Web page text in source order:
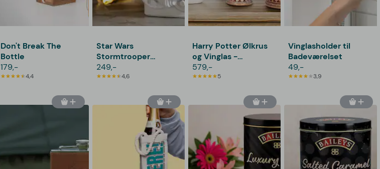
Don't Break The
Bottle
179,-
4,4
Star Wars
Stormtrooper
Karaffel
249,-
4,6
Harry Potter Ølkrus
og Vinglas -
Gryffindor
579,-
5
Vinglasholder til
Badeværelset
49,-
3,9